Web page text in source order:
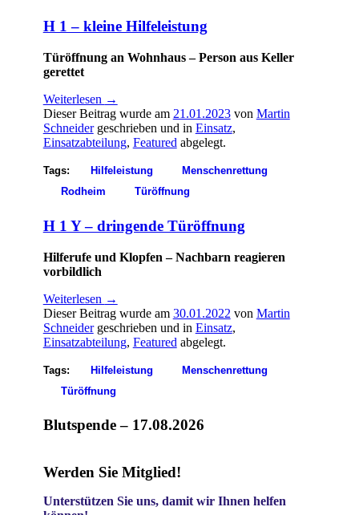
H 1 – kleine Hilfeleistung
Türöffnung an Wohnhaus – Person aus Keller
gerettet
Weiterlesen →
Dieser Beitrag wurde am 21.01.2023von Martin
Schneidergeschrieben und in Einsatz,
Einsatzabteilung, Featured abgelegt.
Tags: Hilfeleistung
Menschenrettung
Rodheim
Türöffnung
H 1 Y – dringende Türöffnung
Hilferufe und Klopfen – Nachbarn reagieren
vorbildlich
Weiterlesen →
Dieser Beitrag wurde am 30.01.2022 von Martin
Schneidergeschrieben und in Einsatz,
Einsatzabteilung, Featured abgelegt.
Tags: Hilfeleistung
Menschenrettung
Türöffnung
Blutspende – 17.08.2026
Werden Sie Mitglied!
Unterstützen Sie uns, damit wir Ihnen helfen